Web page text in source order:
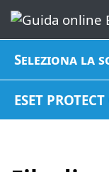
Seleziona la
ESET